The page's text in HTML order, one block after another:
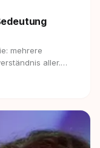
mehrere
aller.